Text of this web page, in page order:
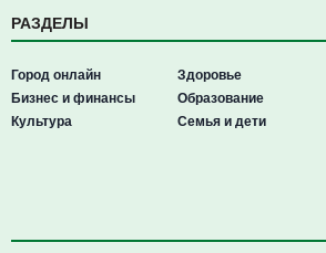
РАЗДЕЛЫ
Город онлайн
Бизнес и финансы
Культура
Здоровье
Образование
Семья и дети